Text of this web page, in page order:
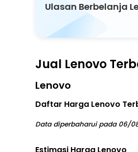
Ulasan Berbelanja
Jual Lenovo
Lenovo
Daftar Harga Lenovo
Data diperbaharui pada 06/